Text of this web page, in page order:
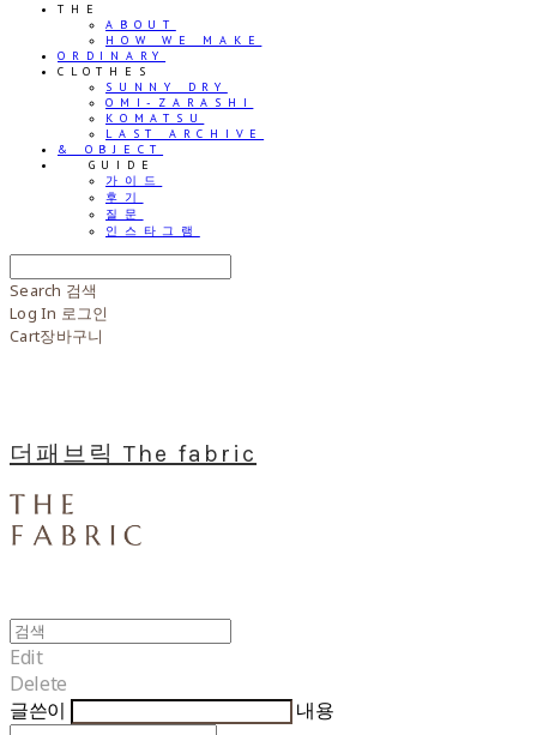
THE
ABOUT
HOW WE MAKE
ORDINARY
CLOTHES
SUNNY DRY
OMI-ZARASHI
KOMATSU
LAST ARCHIVE
& OBJECT
⠀⠀GUIDE
가이드
후기
질문
인스타그램
Search 검색
Log In 로그인
Cart장바구니
더패브릭 The fabric
Edit
Delete
글쓴이
내용